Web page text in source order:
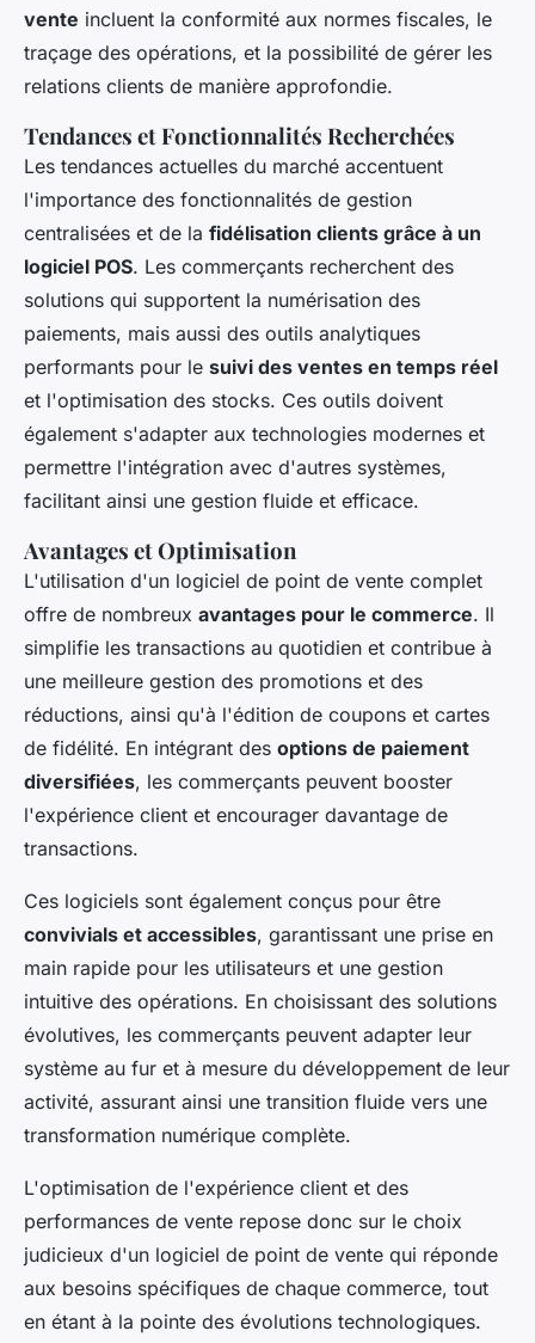
vente incluent la conformité aux normes fiscales, le
traçage des opérations, et la possibilité de gérer les
relations clients de manière approfondie.
Tendances et Fonctionnalités Recherchées
Les tendances actuelles du marché accentuent
l'importance des fonctionnalités de gestion
centralisées et de la fidélisation clients grâce à un
logiciel POS. Les commerçants recherchent des
solutions qui supportent la numérisation des
paiements, mais aussi des outils analytiques
performants pour le suivi des ventes en temps réel
et l'optimisation des stocks. Ces outils doivent
également s'adapter aux technologies modernes et
permettre l'intégration avec d'autres systèmes,
facilitant ainsi une gestion fluide et efficace.
Avantages et Optimisation
L'utilisation d'un logiciel de point de vente complet
offre de nombreux avantages pour le commerce. Il
simplifie les transactions au quotidien et contribue à
une meilleure gestion des promotions et des
réductions, ainsi qu'à l'édition de coupons et cartes
de fidélité. En intégrant des options de paiement
diversifiées, les commerçants peuvent booster
l'expérience client et encourager davantage de
transactions.
Ces logiciels sont également conçus pour être
convivials et accessibles, garantissant une prise en
main rapide pour les utilisateurs et une gestion
intuitive des opérations. En choisissant des solutions
évolutives, les commerçants peuvent adapter leur
système au fur et à mesure du développement de leur
activité, assurant ainsi une transition fluide vers une
transformation numérique complète.
L'optimisation de l'expérience client et des
performances de vente repose donc sur le choix
judicieux d'un logiciel de point de vente qui réponde
aux besoins spécifiques de chaque commerce, tout
en étant à la pointe des évolutions technologiques.